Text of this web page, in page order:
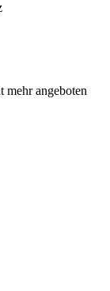
mehr angeboten